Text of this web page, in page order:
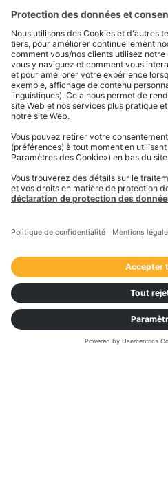
Ce que
clients
Transporeon nous a
bon prix, et a
processus et réduit le
capacité, même dans le
difficile.